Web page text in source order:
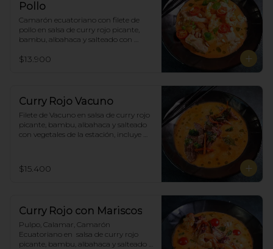
Pollo
Camarón ecuatoriano con filete de
pollo en salsa de curry rojo picante,
bambu, albahaca y salteado con
porción de arroz blanco.
$13.900
Curry Rojo Vacuno
Filete de Vacuno en salsa de curry rojo
picante, bambu, albahaca y salteado
con vegetales de la estación, incluye
$15.400
Curry Rojo con Mariscos
Pulpo, Calamar, Camarón
Ecuatoriano en  salsa de curry rojo
picante, bambu, albahaca y salteado